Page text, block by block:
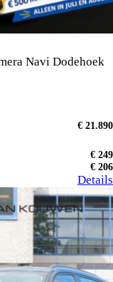
Navi Dodehoek
€ 21.890
€ 249
€ 206
Details